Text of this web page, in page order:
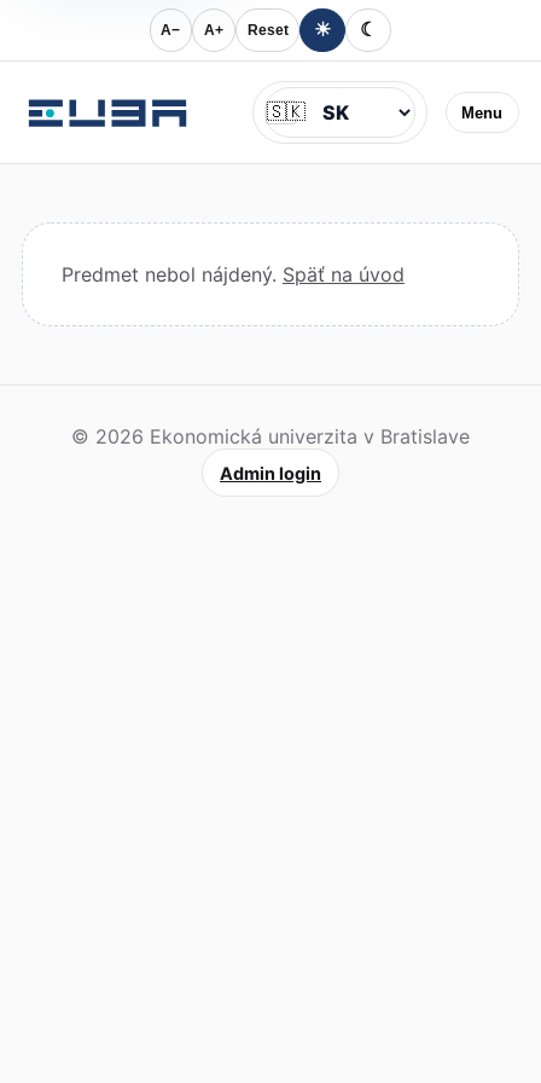
A− A+ Reset ☀ ☾
Menu
Jazyk
🇸🇰
Predmet nebol nájdený. Späť na úvod
© 2026 Ekonomická univerzita v Bratislave
Admin login